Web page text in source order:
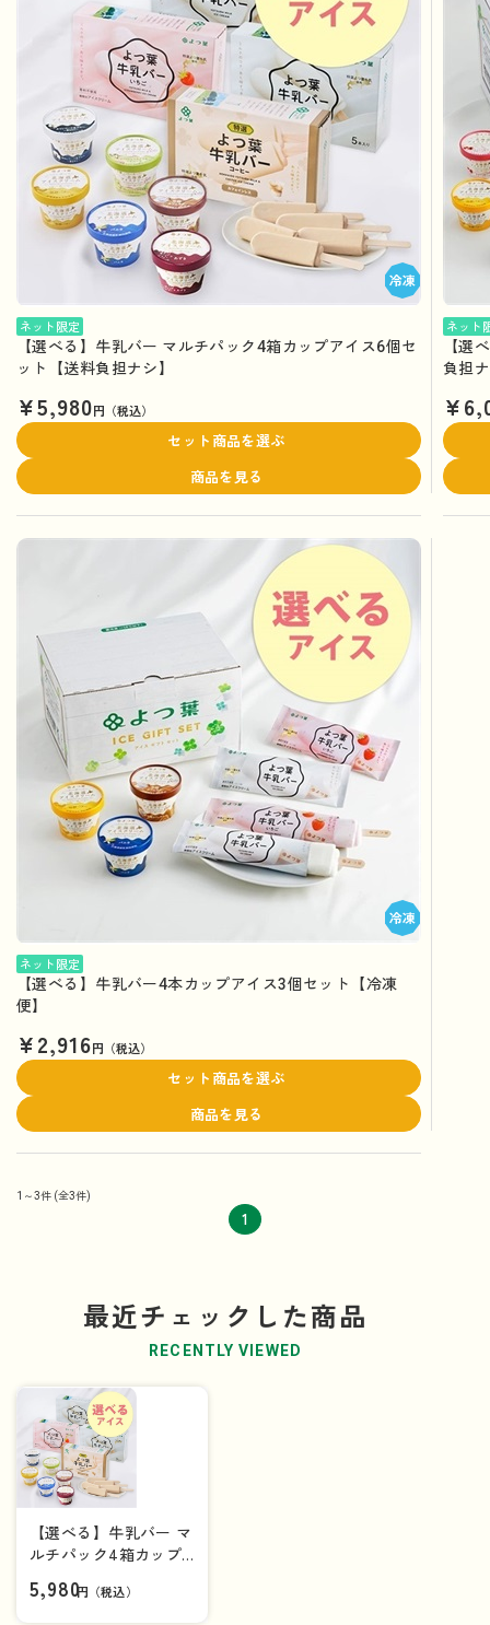
ネット限定
【選べる】牛乳バー マルチパック4箱カップアイス6個セ
ット【送料負担ナシ】
¥5,980円（税込）
セット商品を選ぶ
商品を見る
ネット
【選
負担
ネット限定
【選べる】牛乳バー4本カップアイス3個セット【冷凍
便】
¥2,916円（税込）
セット商品を選ぶ
商品を見る
1～3件 (全3件)
1
最近チェックした商品
RECENTLY VIEWED
【選べる】牛乳バー マ
ルチパック4箱カップ
料負担ナシ】
5,980円（税込）